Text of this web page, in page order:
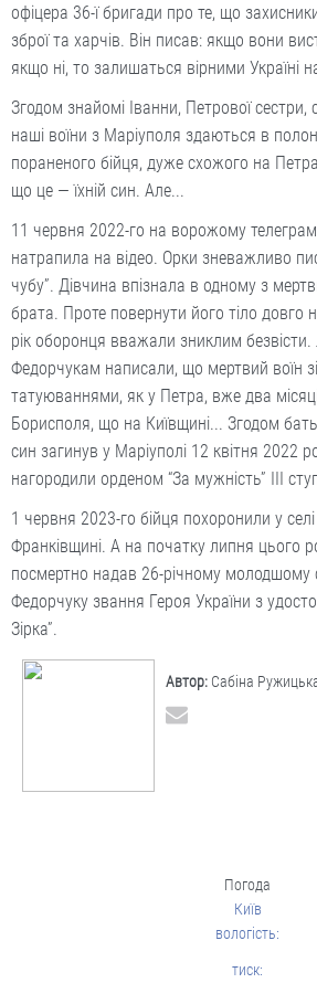
офіцера 36-ї бригади про те, що
зброї та харчів. Він писав: якщо вони
якщо ні, то залишаться вірними Україні
Згодом знайомі Іванни, Петрової сестри,
наші воїни з Маріуполя здаються в
пораненого бійця, дуже схожого на
що це — їхній син. Але...
11 червня 2022-го на ворожому
натрапила на відео. Орки зневаж­ливо
чубу”. Дівчина впізнала в одному з
брата. Проте повернути його тіло
рік оборонця вважали зниклим
Федорчукам написали, що мертвий воїн
татуюваннями, як у Петра, вже два
Борисполя, що на Київщині... Згодом
син загинув у Маріуполі 12 квітня 2022
нагородили орденом “За мужність” ІІІ
1 червня 2023-го бійця похоронили у
Франківщині. А на початку липня цього
посмертно надав 26-річному молодшому
Федорчуку звання Героя України з
Зірка”.
Автор: Сабіна
Погода
Київ
вологість:
тиск: